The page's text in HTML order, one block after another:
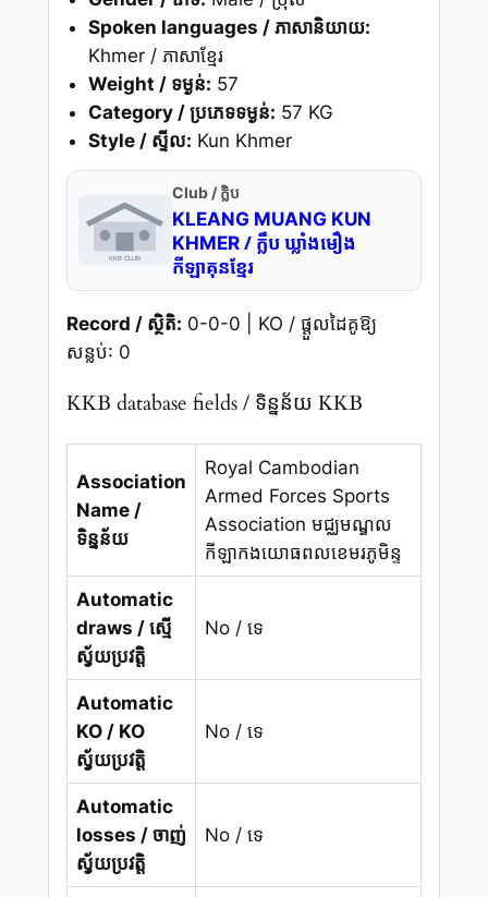
Spoken languages / ភាសានិយាយ:
Khmer / ភាសាខ្មែរ
Weight / ទម្ងន់: 57
Category / ប្រភេទទម្ងន់: 57 KG
Style / ស្ទីល: Kun Khmer
Club / ក្លិប
KLEANG MUANG KUN
KHMER / ក្លឹប ឃ្លាំងមឿង
កីឡាគុនខ្មែរ
Record / ស្ថិតិ: 0-0-0 | KO / ផ្តួលដៃគូឱ្យ
សន្លប់: 0
KKB database fields / ទិន្នន័យ KKB
Association
Name /
ទិន្នន័យ
Royal Cambodian
Armed Forces Sports
Association មជ្ឈមណ្ឌល
កីឡាកងយោធពលខេមរភូមិន្ទ
Automatic
draws / ស្មើ
ស្វ័យប្រវត្តិ
No / ទេ
Automatic
KO / KO
ស្វ័យប្រវត្តិ
No / ទេ
Automatic
losses / ចាញ់
ស្វ័យប្រវត្តិ
No / ទេ